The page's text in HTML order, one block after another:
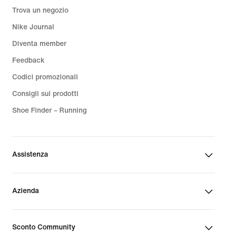
Trova un negozio
Nike Journal
Diventa member
Feedback
Codici promozionali
Consigli sui prodotti
Shoe Finder – Running
Assistenza
Azienda
Sconto Community